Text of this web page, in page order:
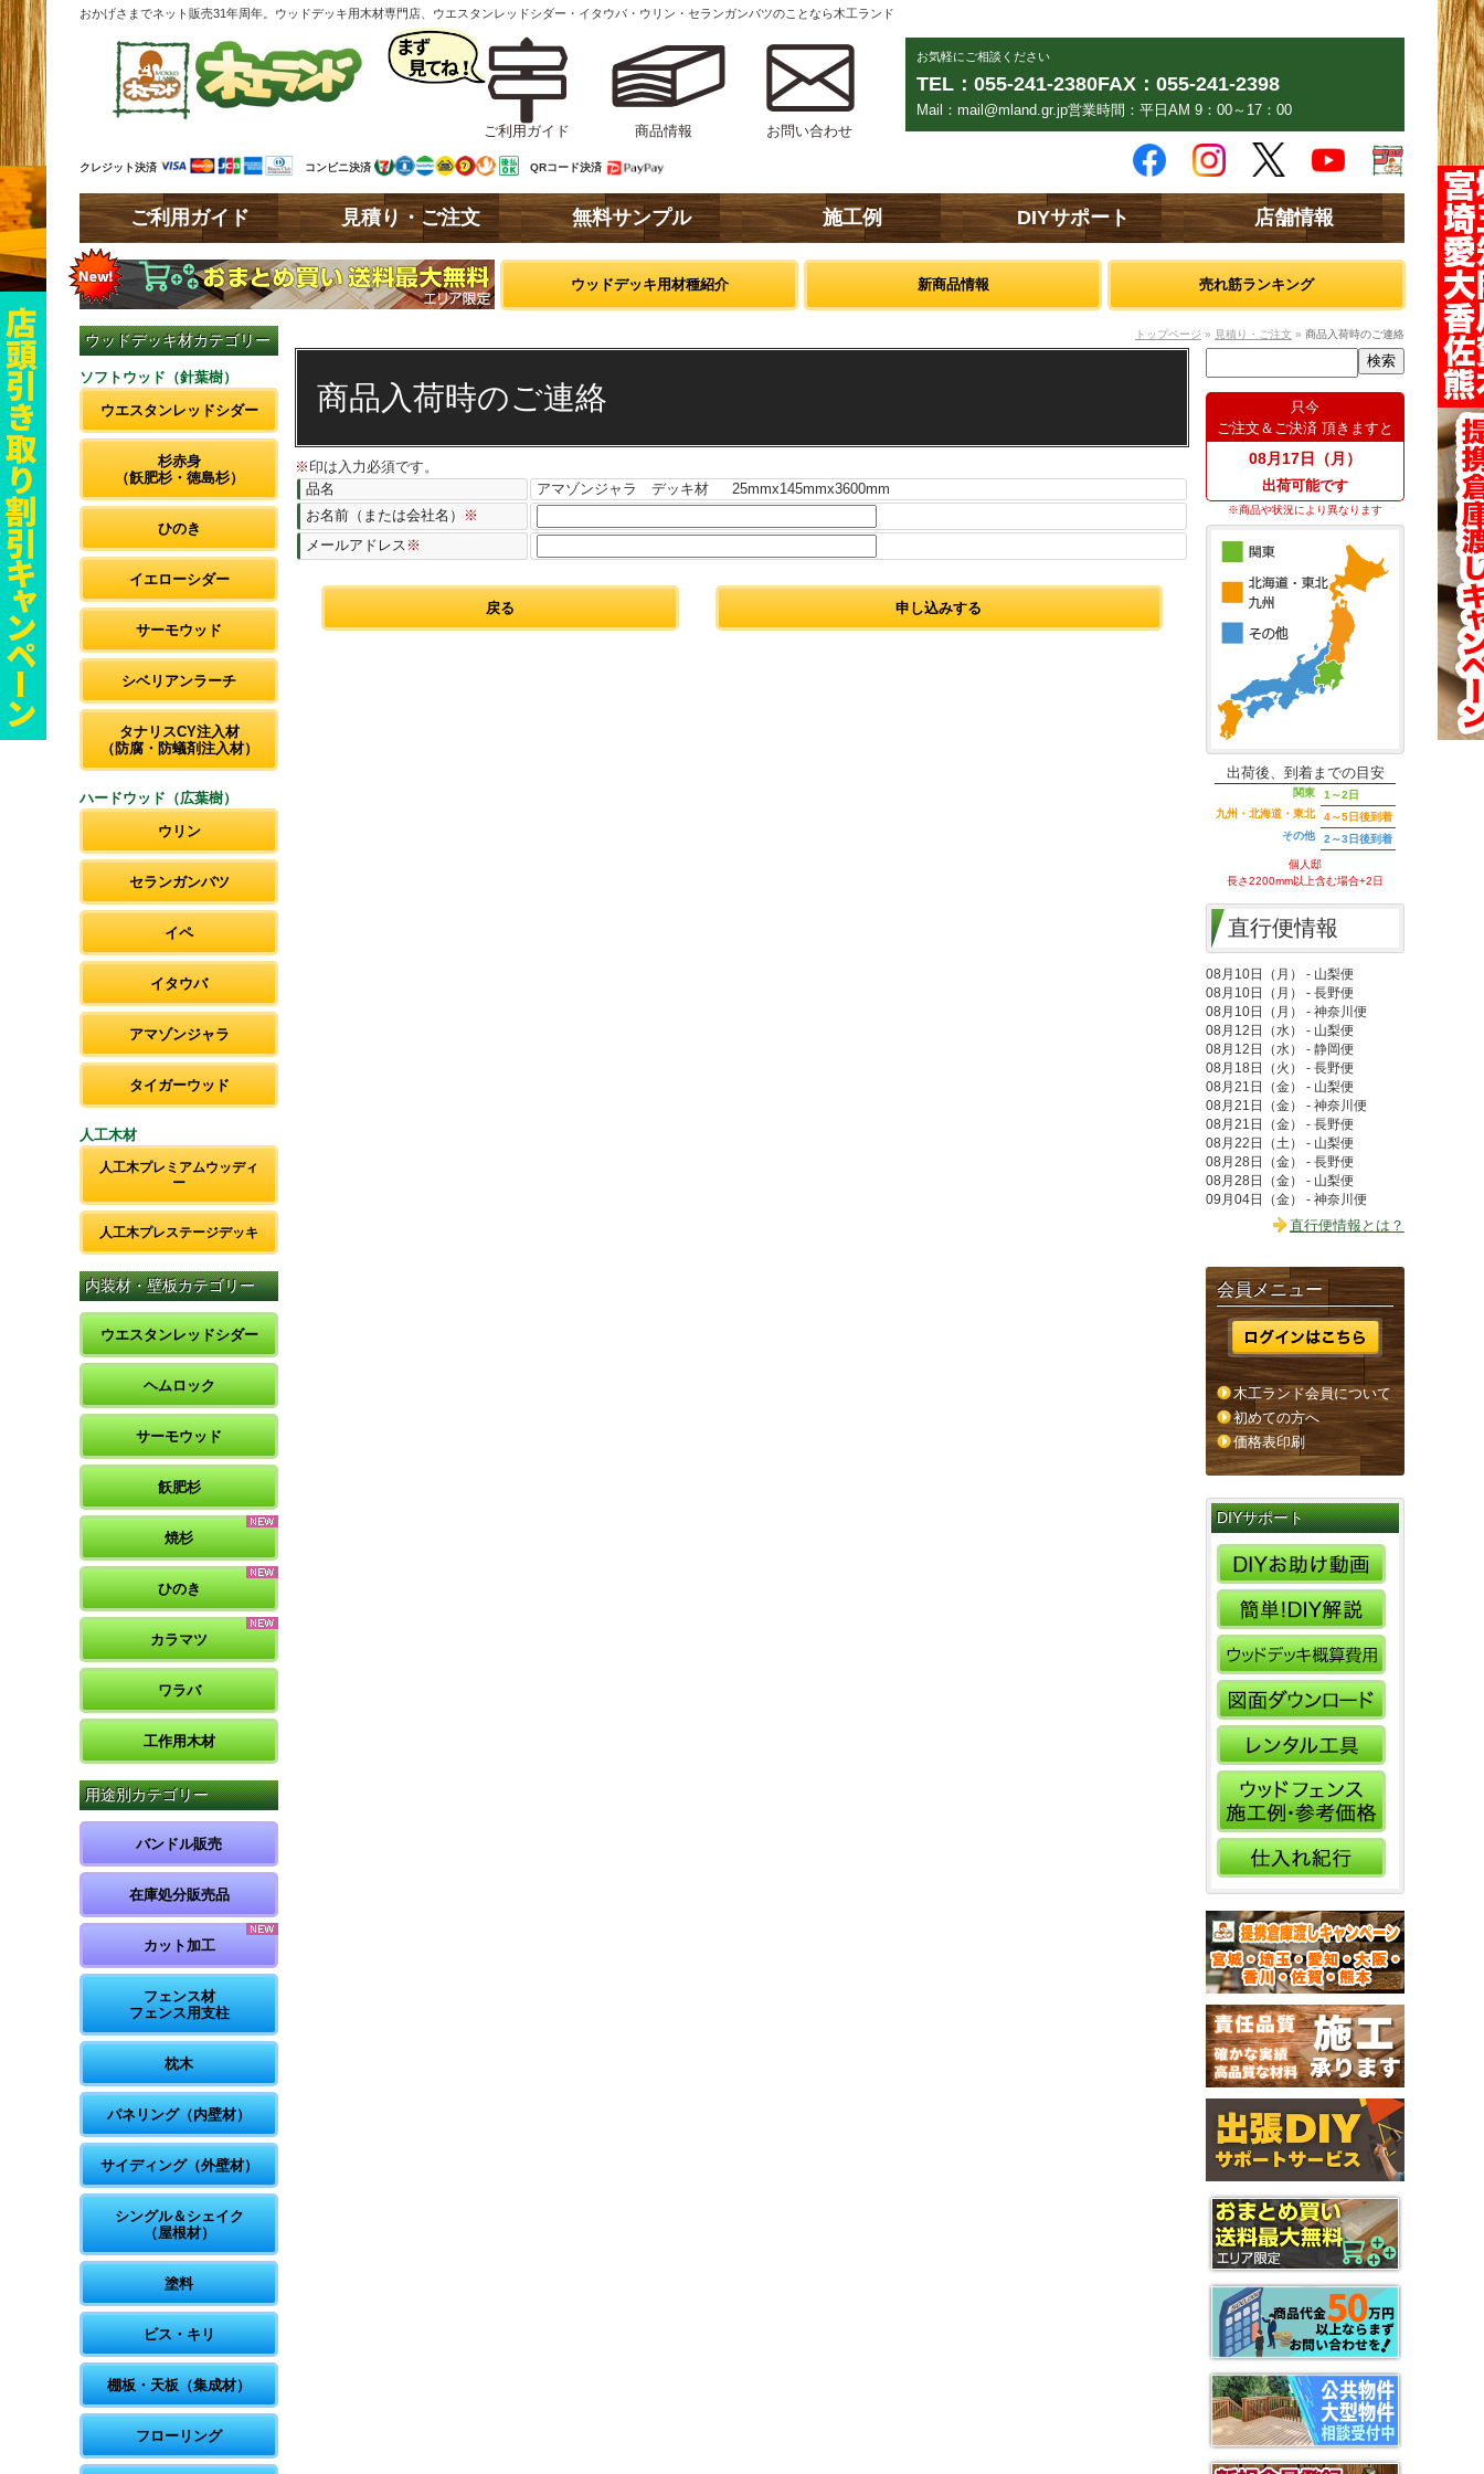
おかげさまでネット販売31年周年。ウッドデッキ用木材専門店、ウエスタンレッドシダー・イタウバ・ウリン・セランガンバツのことなら木工ランド
お気軽にご相談ください
TEL：055-241-2380FAX：055-241-2398
Mail：mail@mland.gr.jp営業時間：平日AM 9：00～17：00
ご利用ガイド
商品情報 お問い合わせ
クレジット決済 コンビニ決済 QRコード決済
ご利用ガイド 見積り・ご注文 無料サンプル 施工例 DIYサポート 店舗情報
ウッドデッキ用材種紹介 新商品情報 売れ筋ランキング
ウッドデッキ材カテゴリー
ソフトウッド（針葉樹）
ウエスタンレッドシダー
杉赤身
（飫肥杉・徳島杉）
ひのき
イエローシダー
サーモウッド
シベリアンラーチ
タナリスCY注入材
（防腐・防蟻剤注入材）
ハードウッド（広葉樹）
ウリン
セランガンバツ
イペ
イタウバ
アマゾンジャラ
タイガーウッド
人工木材
人工木プレミアムウッディ
ー
人工木プレステージデッキ
内装材・壁板カテゴリー
ウエスタンレッドシダー
ヘムロック
サーモウッド
飫肥杉
焼杉
ひのき
カラマツ
ワラバ
工作用木材
用途別カテゴリー
バンドル販売
在庫処分販売品
カット加工
フェンス材
フェンス用支柱
枕木
パネリング（内壁材）
サイディング（外壁材）
シングル＆シェイク
（屋根材）
塗料
ビス・キリ
棚板・天板（集成材）
フローリング
トップページ » 見積り・ご注文 » 商品入荷時のご連絡
商品入荷時のご連絡
※ 印は入力必須です。
品名
アマゾンジャラ デッキ材 25mmx145mmx3600mm
お名前（または会社名）
※
メールアドレス ※
戻る 申し込みする
只今
ご注文＆ご決済 頂きますと
08月17日（月）
出荷可能です
※商品や状況により異なります
出荷後、到着までの目安
関東
1～2日
九州・北海道・東北
4～5日後到着
その他
2～3日後到着
個人邸
長さ2200mm以上含む場合+2日
直行便情報
08月10日（月） - 山梨便
08月10日（月） - 長野便
08月10日（月） - 神奈川便
08月12日（水） - 山梨便
08月12日（水） - 静岡便
08月18日（火） - 長野便
08月21日（金） - 山梨便
08月21日（金） - 神奈川便
08月21日（金） - 長野便
08月22日（土） - 山梨便
08月28日（金） - 長野便
08月28日（金） - 山梨便
09月04日（金） - 神奈川便
直行便情報とは？
会員メニュー
木工ランド会員について
初めての方へ
価格表印刷
DIYサポート